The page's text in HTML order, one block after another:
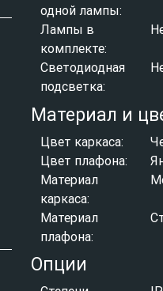
одной лампы:
Лампы в
комплекте:
Светодиодная
подсветка:
Материал и
Цвет каркаса:
Цвет плафона:
Материал
каркаса:
Материал
плафона:
Опции